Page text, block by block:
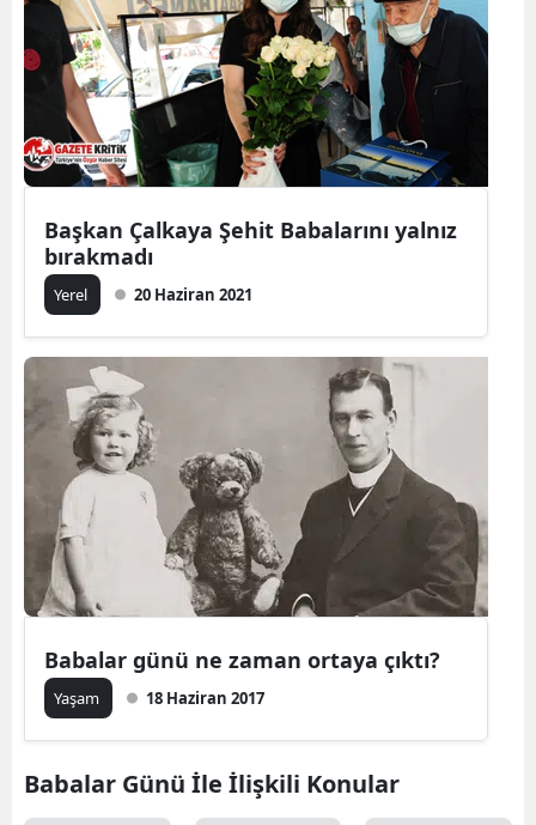
Başkan Çalkaya Şehit Babalarını yalnız
bırakmadı
Yerel 20 Haziran 2021
Babalar günü ne zaman ortaya çıktı?
Yaşam 18 Haziran 2017
Babalar Günü İle İlişkili Konular